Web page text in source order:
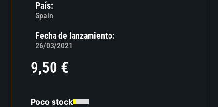
País:
Spain
Fecha de lanzamiento:
26/03/2021
9,50 €
Poco stock